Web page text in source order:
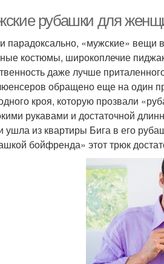
рубашки для
парадоксально, «мужские» вещи
костюмы, широкоплечие
даже лучше
обращено еще на один
кроя, которую прозвали
рукавами и достаточной
ушла из квартиры Бига в его
бойфренда» этот трюк